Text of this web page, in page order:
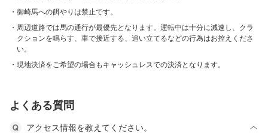
御崎馬への餌やりは禁止です。
周辺道路では馬の通行が最優先となります。運転中は十分に減速し、クラ
クションを鳴らす、車で接近する、追い立てるなどの行為はお控えくださ
い。
現地決済をご希望の場合もキャッシュレスでの決済となります。
よくある質問
アクセス情報を教えてください。